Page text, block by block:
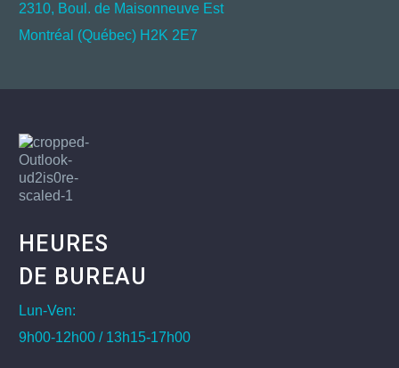
2310, Boul. de Maisonneuve Est
Montréal (Québec) H2K 2E7
HEURES
DE BUREAU
Lun-Ven:
9h00-12h00 / 13h15-17h00